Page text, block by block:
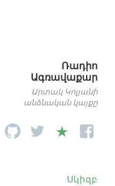
Ռադիո
Ագռավաքար
Արտակ Կոլյանի
անձնական կայքը
Սկիզբ